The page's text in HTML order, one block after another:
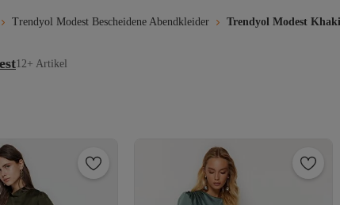
Trendyol Modest Bescheidene Abendkleider Trendyol Modest
12+ Artikel